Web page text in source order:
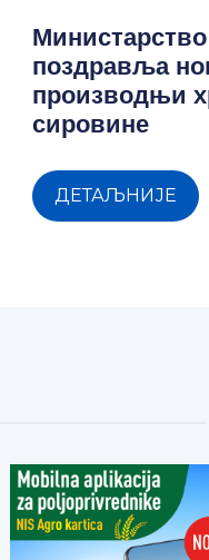
поздравља
производњи
сировине
ДЕТАЉНИЈЕ